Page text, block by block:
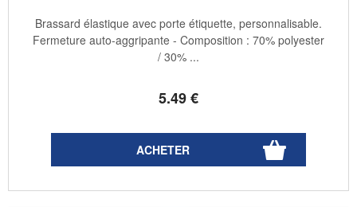
5.49€
Brassard élastique avec porte étiquette, personnalisable.
Fermeture auto-aggripante - Composition : 70% polyester
/ 30% ...